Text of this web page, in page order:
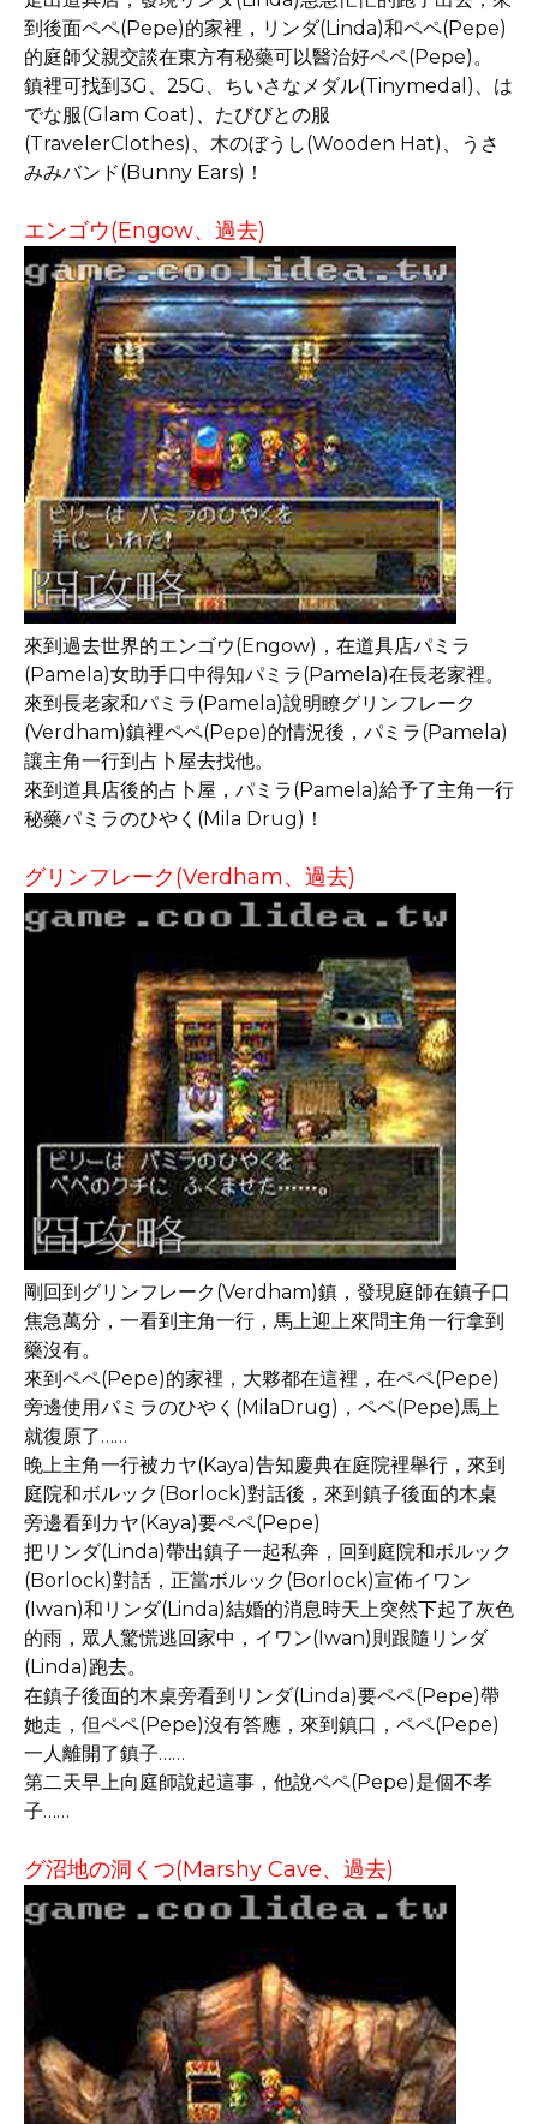
到後面ペペ(Pepe)的家裡，リンダ(Linda)和ペペ(Pepe)
的庭師父親交談在東方有秘藥可以醫治好ペペ(Pepe)。
鎮裡可找到3G、25G、ちいさなメダル(Tinymedal)、は
でな服(Glam Coat)、たびびとの服
(TravelerClothes)、木のぼうし(Wooden Hat)、うさ
みみバンド(Bunny Ears)！
エンゴウ(Engow、過去)
來到過去世界的エンゴウ(Engow)，在道具店パミラ
(Pamela)女助手口中得知パミラ(Pamela)在長老家裡。
來到長老家和パミラ(Pamela)說明瞭グリンフレーク
(Verdham)鎮裡ペペ(Pepe)的情況後，パミラ(Pamela)
讓主角一行到占卜屋去找他。
來到道具店後的占卜屋，パミラ(Pamela)給予了主角一行
秘藥パミラのひやく(Mila Drug)！
グリンフレーク(Verdham、過去)
剛回到グリンフレーク(Verdham)鎮，發現庭師在鎮子口
焦急萬分，一看到主角一行，馬上迎上來問主角一行拿到
藥沒有。
來到ペペ(Pepe)的家裡，大夥都在這裡，在ペペ(Pepe)
旁邊使用パミラのひやく(MilaDrug)，ペペ(Pepe)馬上
就復原了……
晚上主角一行被カヤ(Kaya)告知慶典在庭院裡舉行，來到
庭院和ボルック(Borlock)對話後，來到鎮子後面的木桌
旁邊看到カヤ(Kaya)要ペペ(Pepe)
把リンダ(Linda)帶出鎮子一起私奔，回到庭院和ボルック
(Borlock)對話，正當ボルック(Borlock)宣佈イワン
(Iwan)和リンダ(Linda)結婚的消息時天上突然下起了灰色
的雨，眾人驚慌逃回家中，イワン(Iwan)則跟隨リンダ
(Linda)跑去。
在鎮子後面的木桌旁看到リンダ(Linda)要ペペ(Pepe)帶
她走，但ペペ(Pepe)沒有答應，來到鎮口，ペペ(Pepe)
一人離開了鎮子……
第二天早上向庭師說起這事，他說ペペ(Pepe)是個不孝
子……
グ沼地の洞くつ(Marshy Cave、過去)